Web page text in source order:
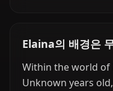
Elaina의 배경은
Within the world of
Unknown years